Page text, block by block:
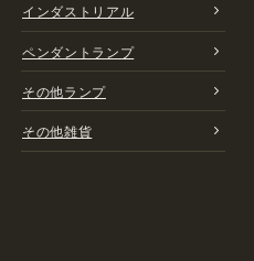
インダストリアル
ペンダントランプ
その他ランプ
その他雑貨